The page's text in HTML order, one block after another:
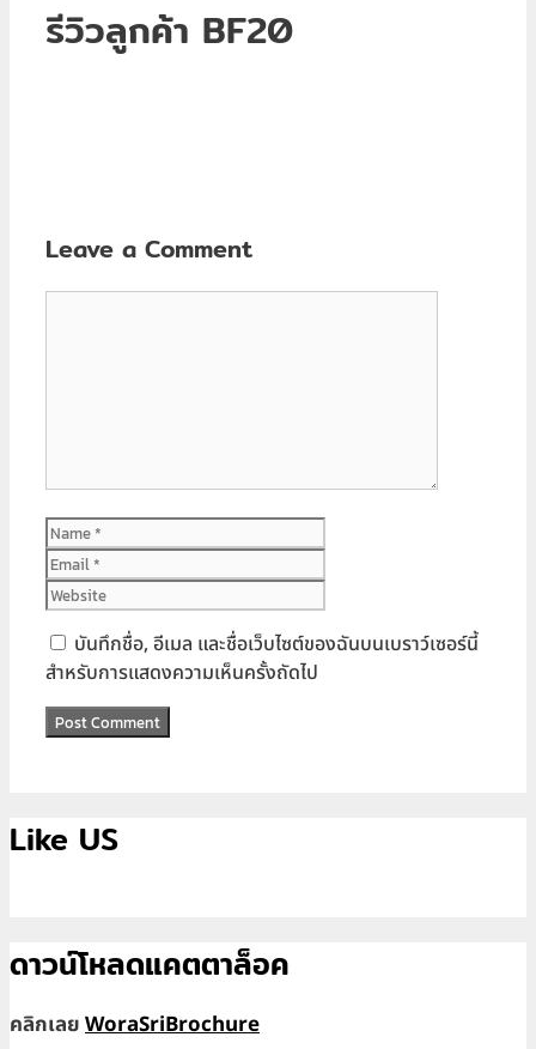
รีวิวลูกค้า BF20
Leave a Comment
Name
บันทึกชื่อ, อีเมล และชื่อเว็บไซต์ของฉันบนเบราว์เซอร์นี้
สำหรับการแสดงความเห็นครั้งถัดไป
Like US
ดาวน์โหลดแคตตาล็อค
คลิกเลยWoraSriBrochure